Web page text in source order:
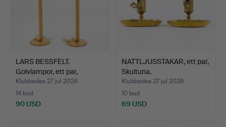
LARS BESSFELT.
Golvlampor, ett par,
"Hocke…
Klubbades 27 jul 2026
14 bud
90 USD
NATTLJUSSTAKAR, ett par,
Skultuna.
Klubbades 27 jul 2026
10 bud
69 USD